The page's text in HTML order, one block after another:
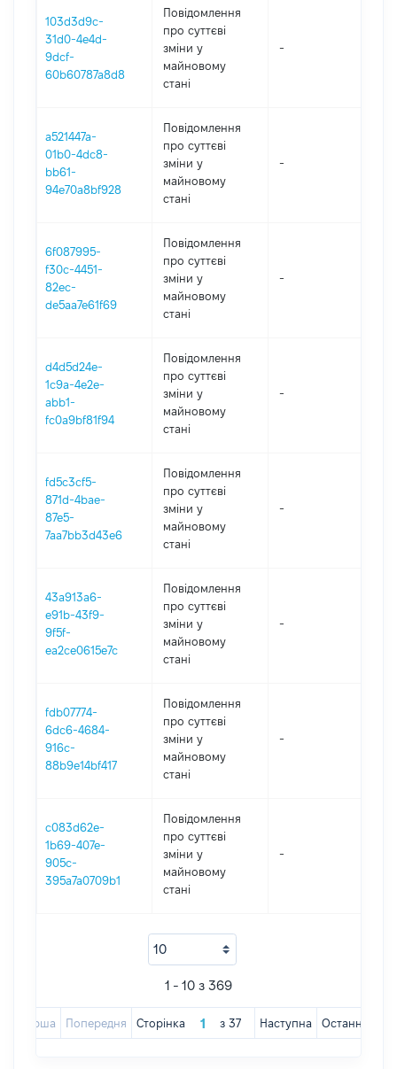
103d3d9c-
31d0-4e4d-
9dcf-
60b60787a8d8
Повідомлення
про суттєві
зміни y
майновому
стані
-
a521447a-
01b0-4dc8-
bb61-
94e70a8bf928
Повідомлення
про суттєві
зміни y
майновому
стані
-
6f087995-
f30c-4451-
82ec-
de5aa7e61f69
Повідомлення
про суттєві
зміни y
майновому
стані
-
d4d5d24e-
1c9a-4e2e-
abb1-
fc0a9bf81f94
Повідомлення
про суттєві
зміни y
майновому
стані
-
fd5c3cf5-
871d-4bae-
87e5-
7aa7bb3d43e6
Повідомлення
про суттєві
зміни y
майновому
стані
-
43a913a6-
e91b-43f9-
9f5f-
ea2ce0615e7c
Повідомлення
про суттєві
зміни y
майновому
стані
-
fdb07774-
6dc6-4684-
916c-
88b9e14bf417
Повідомлення
про суттєві
зміни y
майновому
стані
-
c083d62e-
1b69-407e-
905c-
395a7a0709b1
Повідомлення
про суттєві
зміни y
майновому
стані
-
1 - 10 з 369
Перша Попередня Сторінка з 37 Наступна Остання